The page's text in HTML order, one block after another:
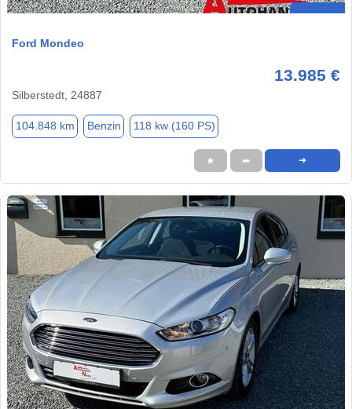
Ford Mondeo
13.985 €
Silberstedt, 24887
104.848 km Benzin 118 kw (160 PS)
★ ➦ ➜